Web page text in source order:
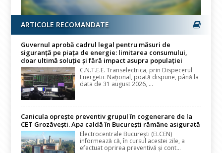
ARTICOLE RECOMANDATE
Guvernul aprobă cadrul legal pentru măsuri de
siguranță pe piața de energie: limitarea consumului,
doar ultimă soluție și fără impact asupra populației
C.N.T.E.E. Transelectrica, prin Dispecerul
Energetic Național, poată dispune, până la
data de 31 august 2026, ...
Canicula oprește preventiv grupul în cogenerare de la
CET Grozăvești. Apa caldă în București rămâne asigurată
Electrocentrale București (ELCEN)
informează că, în cursul acestei zile, a
efectuat oprirea preventivă și cont...